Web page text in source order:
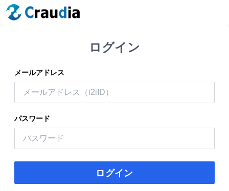
ログイン
メールアドレス
パスワード
ログイン